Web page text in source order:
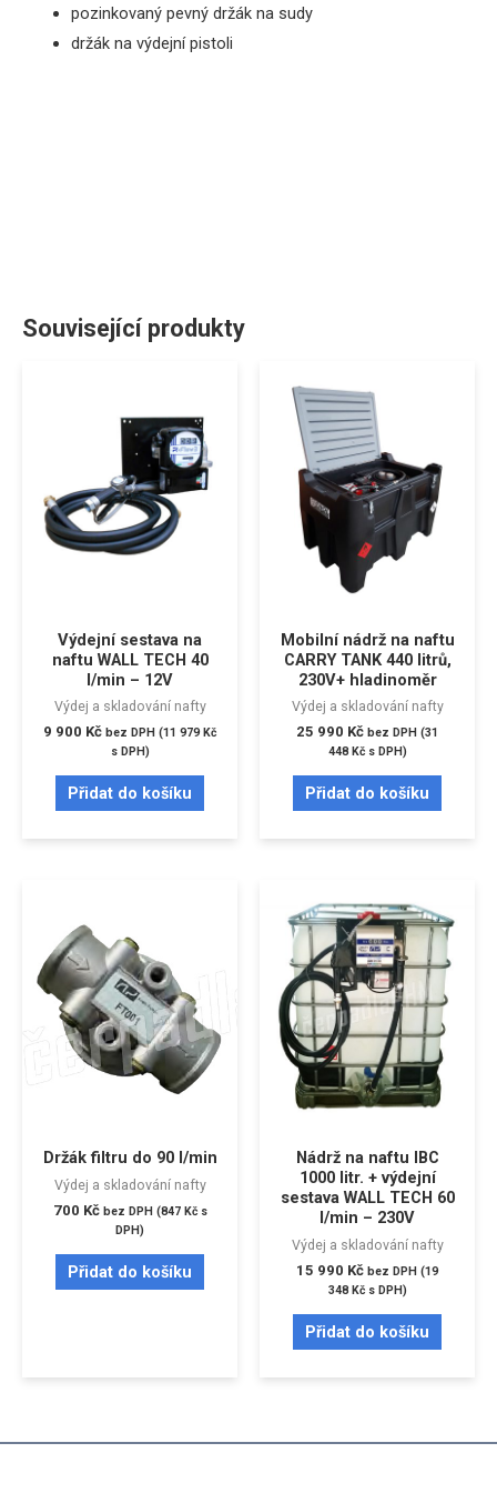
pozinkovaný pevný držák na sudy
držák na výdejní pistoli
Související produkty
Výdejní sestava na
naftu WALL TECH 40
l/min – 12V
Výdej a skladování nafty
9 900 Kč bez DPH (11 979Kč
s DPH)
Přidat do košíku
Mobilní nádrž na naftu
CARRY TANK 440 litrů,
230V+ hladinoměr
Výdej a skladování nafty
25 990 Kč bez DPH (31
448 Kčs DPH)
Přidat do košíku
Držák filtru do 90 l/min
Výdej a skladování nafty
700 Kč bez DPH (847 Kčs
DPH)
Přidat do košíku
Nádrž na naftu IBC
1000 litr. + výdejní
sestava WALL TECH 60
l/min – 230V
Výdej a skladování nafty
15 990 Kč bez DPH (19
348 Kčs DPH)
Přidat do košíku